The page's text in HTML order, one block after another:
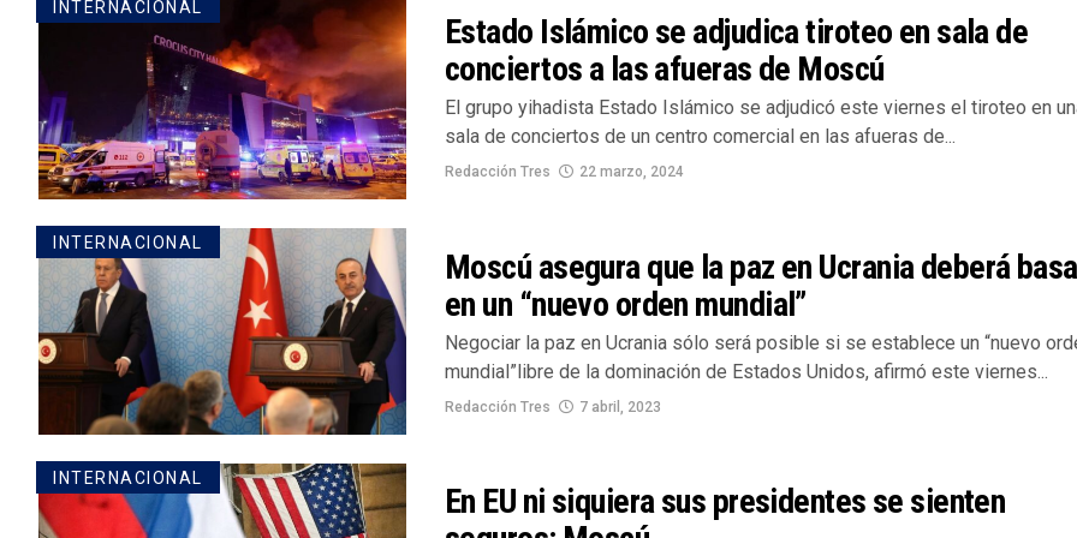
INTERNACIONAL
Estado Islámico se adjudica tiroteo en sala de
conciertos a las afueras de Moscú
El grupo yihadista Estado Islámico se adjudicó este viernes el tiroteo en
sala de conciertos de un centro comercial en las afueras de...
Redacción Tres 22 marzo, 2024
INTERNACIONAL
Moscú asegura que la paz en Ucrania deberá
en un “nuevo orden mundial”
Negociar la paz en Ucrania sólo será posible si se establece un “nuevo
mundial”libre de la dominación de Estados Unidos, afirmó este viernes...
Redacción Tres 7 abril, 2023
INTERNACIONAL
En EU ni siquiera sus presidentes se sienten